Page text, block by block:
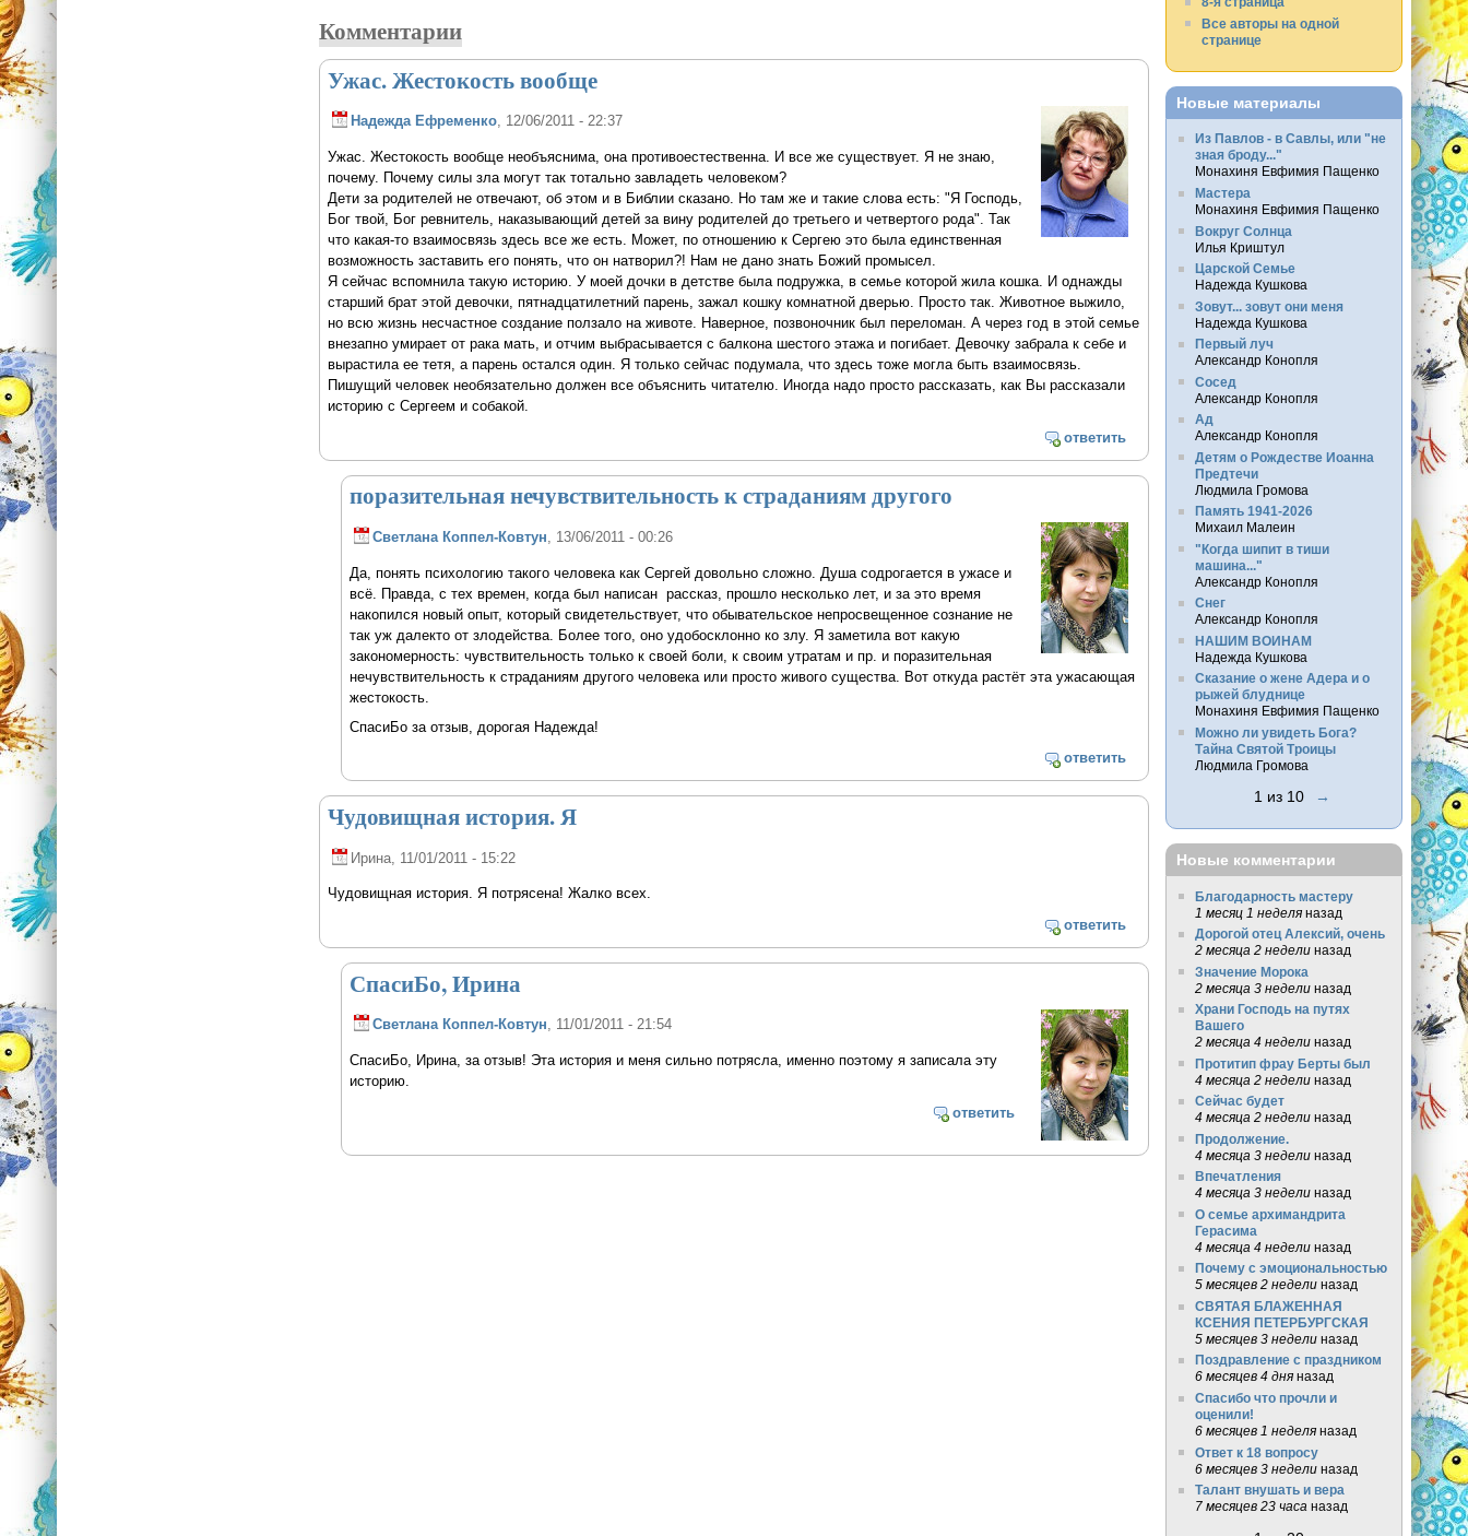
Комментарии
Ужас. Жестокость вообще
Надежда Ефременко, 12/06/2011 - 22:37
Ужас. Жестокость вообще необъяснима, она противоестественна. И все же существует. Я не знаю,
почему. Почему силы зла могут так тотально завладеть человеком?
Дети за родителей не отвечают, об этом и в Библии сказано. Но там же и такие слова есть: "Я Господь,
Бог твой, Бог ревнитель, наказывающий детей за вину родителей до третьего и четвертого рода". Так
что какая-то взаимосвязь здесь все же есть. Может, по отношению к Сергею это была единственная
возможность заставить его понять, что он натворил?! Нам не дано знать Божий промысел.
Я сейчас вспомнила такую историю. У моей дочки в детстве была подружка, в семье которой жила кошка. И однажды
старший брат этой девочки, пятнадцатилетний парень, зажал кошку комнатной дверью. Просто так. Животное выжило,
но всю жизнь несчастное создание ползало на животе. Наверное, позвоночник был переломан. А через год в этой семье
внезапно умирает от рака мать, и отчим выбрасывается с балкона шестого этажа и погибает. Девочку забрала к себе и
вырастила ее тетя, а парень остался один. Я только сейчас подумала, что здесь тоже могла быть взаимосвязь.
Пишущий человек необязательно должен все объяснить читателю. Иногда надо просто рассказать, как Вы рассказали
историю с Сергеем и собакой.
ответить
поразительная нечувствительность к страданиям другого
Светлана Коппел-Ковтун, 13/06/2011 - 00:26
Да, понять психологию такого человека как Сергей довольно сложно. Душа содрогается в ужасе и
всё. Правда, с тех времен, когда был написан рассказ, прошло несколько лет, и за это время
накопился новый опыт, который свидетельствует, что обывательское непросвещенное сознание не
так уж далекто от злодейства. Более того, оно удобосклонно ко злу. Я заметила вот какую
закономерность: чувствительность только к своей боли, к своим утратам и пр. и поразительная
нечувствительность к страданиям другого человека или просто живого существа. Вот откуда растёт эта ужасающая
жестокость.
СпасиБо за отзыв, дорогая Надежда!
ответить
Чудовищная история. Я
Ирина, 11/01/2011 - 15:22
Чудовищная история. Я потрясена! Жалко всех.
ответить
СпасиБо, Ирина
Светлана Коппел-Ковтун, 11/01/2011 - 21:54
СпасиБо, Ирина, за отзыв! Эта история и меня сильно потрясла, именно поэтому я записала эту
историю.
ответить
Все авторы на одной
странице
Новые материалы
Из Павлов - в Савлы, или "не
зная броду..."
Монахиня Евфимия Пащенко
Мастера
Монахиня Евфимия Пащенко
Вокруг Солнца
Илья Криштул
Царской Семье
Надежда Кушкова
Зовут... зовут они меня
Надежда Кушкова
Первый луч
Александр Конопля
Сосед
Александр Конопля
Ад
Александр Конопля
Детям о Рождестве Иоанна
Предтечи
Людмила Громова
Память 1941-2026
Михаил Малеин
"Когда шипит в тиши
машина..."
Александр Конопля
Снег
Александр Конопля
НАШИМ ВОИНАМ
Надежда Кушкова
Сказание о жене Адера и о
рыжей блуднице
Монахиня Евфимия Пащенко
Можно ли увидеть Бога?
Тайна Святой Троицы
Людмила Громова
1 из 10 →
Новые комментарии
Благодарность мастеру
1 месяц 1 неделяназад
Дорогой отец Алексий, очень
2 месяца 2 неделиназад
Значение Морока
2 месяца 3 неделиназад
Храни Господь на путях
Вашего
2 месяца 4 неделиназад
Протитип фрау Берты был
4 месяца 2 неделиназад
Сейчас будет
4 месяца 2 неделиназад
Продолжение.
4 месяца 3 неделиназад
Впечатления
4 месяца 3 неделиназад
О семье архимандрита
Герасима
4 месяца 4 неделиназад
Почему с эмоциональностью
5 месяцев 2 неделиназад
СВЯТАЯ БЛАЖЕННАЯ
КСЕНИЯ ПЕТЕРБУРГСКАЯ
5 месяцев 3 неделиназад
Поздравление с праздником
6 месяцев 4 дняназад
Спасибо что прочли и
оценили!
6 месяцев 1 неделяназад
Ответ к 18 вопросу
6 месяцев 3 неделиназад
Талант внушать и вера
7 месяцев 23 часа назад